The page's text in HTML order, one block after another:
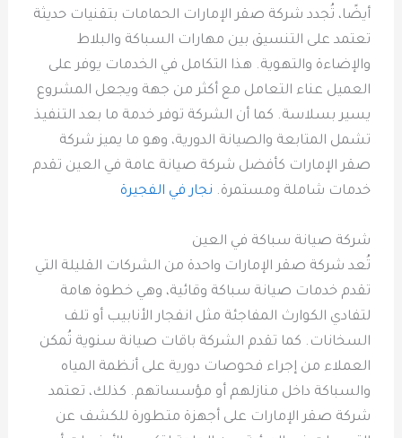
أيضًا، تُجدد شركة صقر الإمارات الحمامات بتقنيات حديثة
تعتمد على التنسيق بين مهارات السباكة والبلاط
والإضاءة والتهوية. هذا التكامل في الخدمات يوفر على
العميل عناء التعامل مع أكثر من جهة ويجعل المشروع
يسير بسلاسة. كما أن الشركة توفر خدمة ما بعد التنفيذ
تشمل المتابعة والصيانة الدورية، وهو ما يميز شركة
صقر الإمارات كأفضل شركة صيانة عامة في العين تقدم
خدمات شاملة ومستمرة. نجار في الفجيرة
شركة صيانة سباكة في العين
تُعد شركة صقر الإمارات واحدة من الشركات القليلة التي
تقدم خدمات صيانة سباكة وقائية، وهي خطوة هامة
لتفادي الكوارث المفاجئة مثل انفجار الأنابيب أو تلف
السخانات. كما تقدم الشركة باقات صيانة سنوية تُمكن
العملاء من إجراء فحوصات دورية على أنظمة المياه
والسباكة داخل منازلهم أو مؤسساتهم. كذلك، تعتمد
شركة صقر الإمارات على أجهزة متطورة للكشف عن